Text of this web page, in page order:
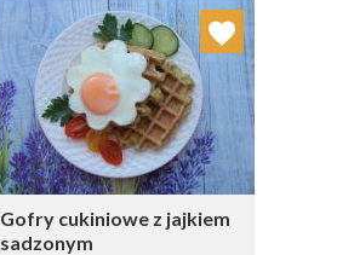
Gofry cukiniowe z jajkiem
sadzonym
Dodaj do ulubionych
Wybierz listę: